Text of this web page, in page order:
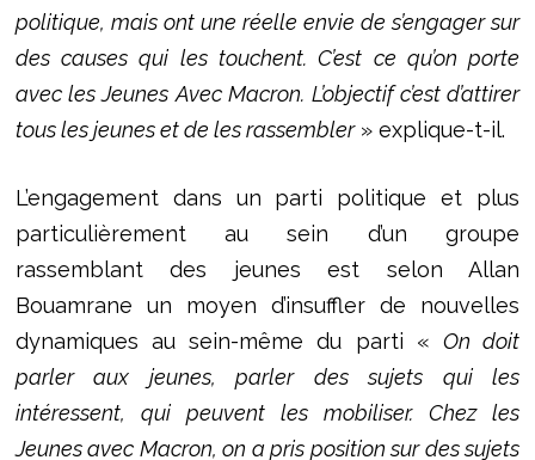
politique, mais ont une réelle envie de s’engager sur
des causes qui les touchent. C’est ce qu’on porte
avec les Jeunes Avec Macron. L’objectif c’est d’attirer
tous les jeunes et de les rassembler» explique-t-il.
L’engagement dans un parti politique et plus
particulièrement au sein d’un groupe
rassemblant des jeunes est selon Allan
Bouamrane un moyen d’insuffler de nouvelles
dynamiques au sein-même du parti « On doit
parler aux jeunes, parler des sujets qui les
intéressent, qui peuvent les mobiliser. Chez les
Jeunes avec Macron, on a pris position sur des sujets